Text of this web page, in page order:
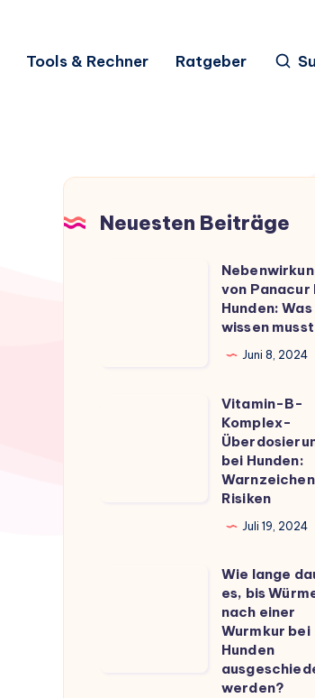
Tools & Rechner Ratgeber
Neuesten Beiträge
von Panacur
Hunden: Was
wissen musst
Juni 8, 2024
Vitamin-B-
Komplex-
bei Hunden:
Risiken
Juli 19, 2024
Wie lange
es, bis
nach einer
Wurmkur bei
Hunden
werden?